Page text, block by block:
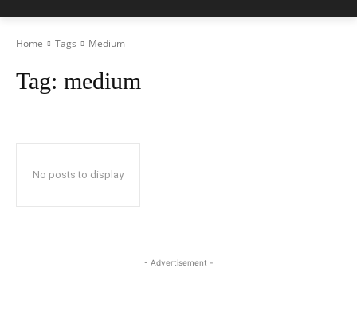
Home Tags Medium
Tag: medium
No posts to display
- Advertisement -